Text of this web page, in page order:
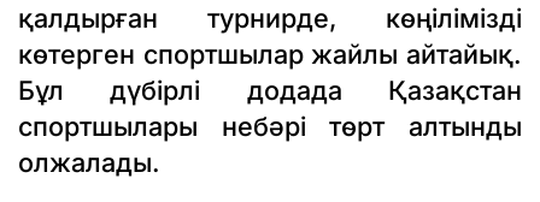
қалдырған турнирде, көңілімізді
көтерген спортшылар жайлы айтайық.
Бұл дүбірлі додада Қазақстан
спортшылары небәрі төрт алтынды
олжалады.